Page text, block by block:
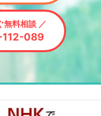
無料相談 ／
089